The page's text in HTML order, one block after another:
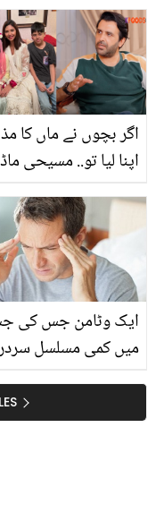
ہزاروں روپے خرچ کر
بھی حاصل نہیں ہو
اگر بچوں نے ماں کا
اپنا لیا تو.. مسیحی
سے شادی کرنے والے
حسن اولاد کے
بارے میں بول پڑے
ایک وٹامن جس کی
میں کمی مسلسل
باعث بنتی ہے